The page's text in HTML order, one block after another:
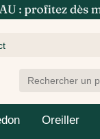
Oreiller